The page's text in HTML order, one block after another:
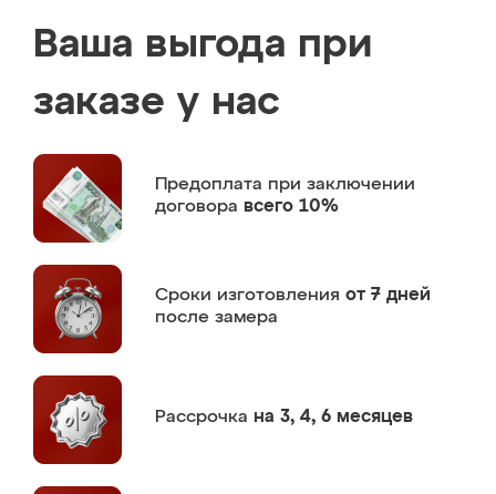
Ваша выгода при
заказе у нас
Предоплата при заключении
договора всего 10%
Сроки изготовления от 7 дней
после замера
Рассрочка на 3, 4, 6 месяцев